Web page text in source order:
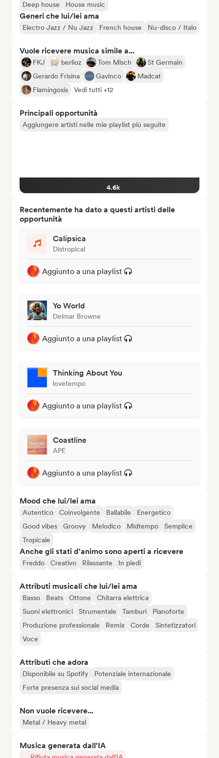
Deep house House music
Generi che lui/lei ama
Electro Jazz / Nu Jazz French house Nu-disco / Italo
Vuole ricevere musica simile a...
FKJ berlioz Tom Misch
St Germain
Gerardo Frisina
Gavinco
Madcat
Flamingosis
Vedi tutti +12
Principali opportunità
Aggiungere artisti nelle mie playlist più seguite
4.6k
Recentemente ha dato a questi artisti delle
opportunità
Calipsica
Distropical
Aggiunto a una playlist
Yo World
Delmar Browne
Aggiunto a una playlist
Thinking About You
lovetempo
Aggiunto a una playlist
Coastline
APE
Aggiunto a una playlist
Mood che lui/lei ama
Autentico Coinvolgente Ballabile
Energetico
Good vibes
Groovy Melodico Midtempo
Semplice
Tropicale
Anche gli stati d'animo sono aperti a ricevere
Freddo Creativo Rilassante In piedi
Attributi musicali che lui/lei ama
Basso Beats Ottone
Chitarra elettrica
Suoni elettronici
Strumentale Tamburi
Pianoforte
Produzione professionale
Remix Corde
Sintetizzatori
Voce
Attributi che adora
Disponibile su Spotify
Potenziale internazionale
Forte presenza sui social media
Non vuole ricevere...
Metal / Heavy metal
Musica generata dall'IA